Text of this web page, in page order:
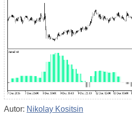
Autor: Nikolay Kositsin